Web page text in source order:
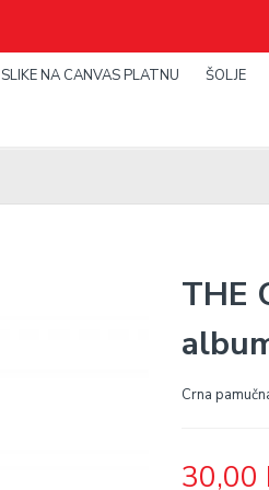
SLIKE NA CANVAS PLATNU ŠOLJE
THE
Crna
30,00